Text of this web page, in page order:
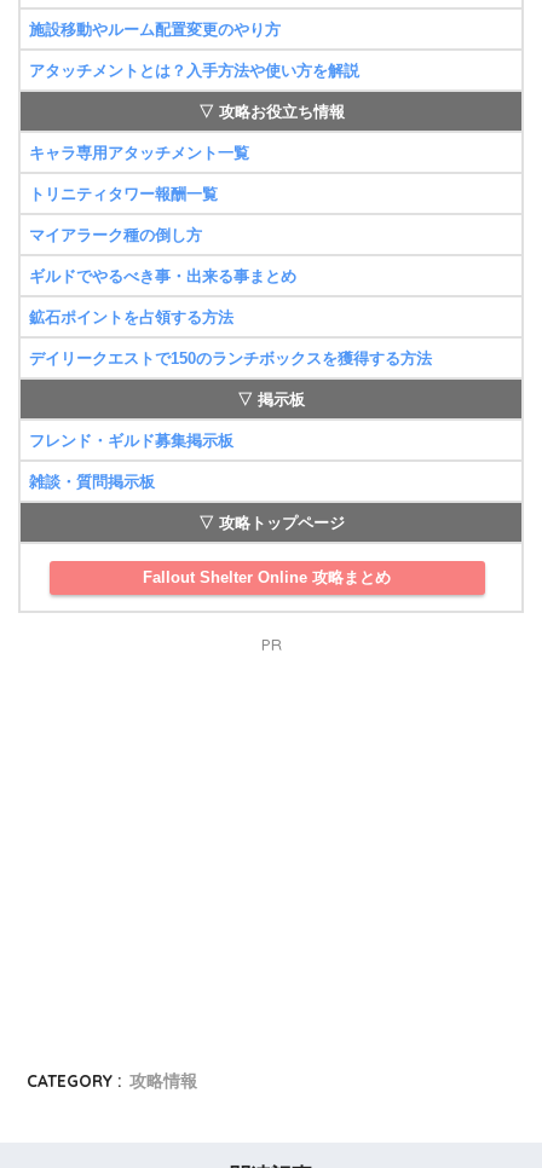
施設移動やルーム配置変更のやり方
アタッチメントとは？入手方法や使い方を解説
▽ 攻略お役立ち情報
キャラ専用アタッチメント一覧
トリニティタワー報酬一覧
マイアラーク種の倒し方
ギルドでやるべき事・出来る事まとめ
鉱石ポイントを占領する方法
デイリークエストで150のランチボックスを獲得する方法
▽ 掲示板
フレンド・ギルド募集掲示板
雑談・質問掲示板
▽ 攻略トップページ
Fallout Shelter Online 攻略まとめ
PR
CATEGORY : 攻略情報